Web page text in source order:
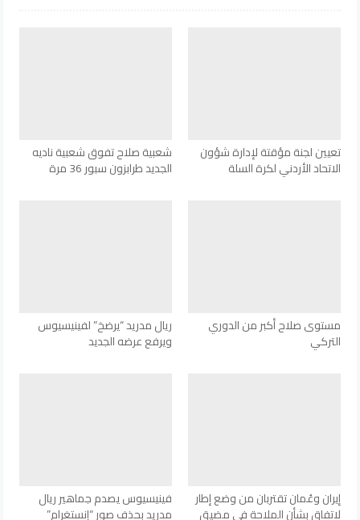
تعيين لجنة مؤقتة لإدارة شؤون
الاتحاد الأردني لكرة السلة
شعبية صلاح تفوق شعبية ناديه
الجديد طرابزون سبور 36 مرة
مستوى صلاح أكبر من الدوري
التركي
ريال مدريد “يرضخ” لفينيسيوس
ويرفع عرضه الجديد
إيران وعُمان تقتربان من وضع إطار
لاتفاق بشأن الملاحة في مضيق
فينيسيوس يصدم جماهير ريال
مدريد بحذف صور “إنستغرام”